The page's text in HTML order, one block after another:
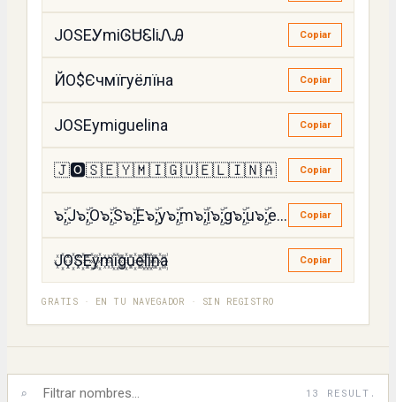
JOSEᎩmiᎶᏌᏋliᏁᎯ Copiar
ЙО$Єчмїгуёлїна Copiar
JOSEymiguelina Copiar
🇯🅾️🇸🇪🇾🇲🇮🇬🇺🇪🇱🇮🇳🇦 Copiar
๖ۣۜ;J๖ۣۜ;O๖ۣۜ;S๖ۣۜ;E๖ۣۜ;y๖ۣۜ;m๖ۣۜ;i๖ۣۜ;g๖ۣۜ;u๖ۣۜ;e๖ۣۜ;l๖ۣۜ;i๖ۣۜ;n๖ۣۜ;a Copiar
J꙰O꙰S꙰E꙰y꙰m꙰i꙰g꙰u꙰e꙰l꙰i꙰n꙰a꙰ Copiar
GRATIS · EN TU NAVEGADOR · SIN REGISTRO
⌕ 13 RESULT.